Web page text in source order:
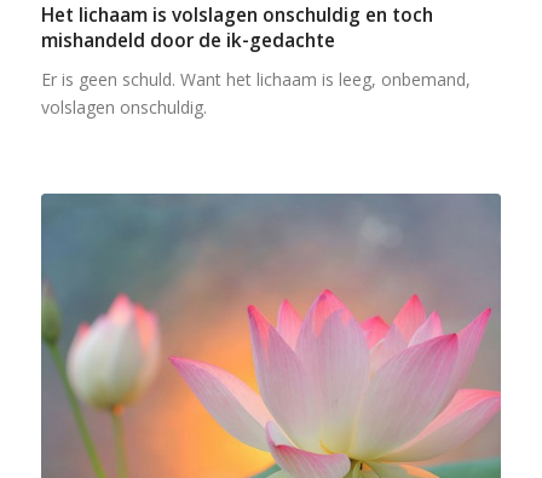
Het lichaam is volslagen onschuldig en toch
mishandeld door de ik-gedachte
Er is geen schuld. Want het lichaam is leeg, onbemand,
volslagen onschuldig.